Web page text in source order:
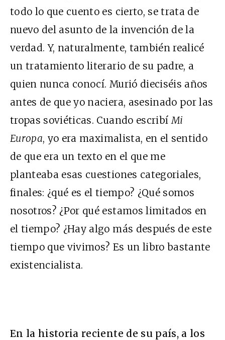
todo lo que cuento es cierto, se trata de
nuevo del asunto de la invención de la
verdad. Y, naturalmente, también realicé
un tratamiento literario de su padre, a
quien nunca conocí. Murió dieciséis años
antes de que yo naciera, asesinado por las
tropas soviéticas. Cuando escribí Mi
Europa, yo era maximalista, en el sentido
de que era un texto en el que me
planteaba esas cuestiones categoriales,
finales: ¿qué es el tiempo? ¿Qué somos
nosotros? ¿Por qué estamos limitados en
el tiempo? ¿Hay algo más después de este
tiempo que vivimos? Es un libro bastante
existencialista.
En la historia reciente de su país, a los